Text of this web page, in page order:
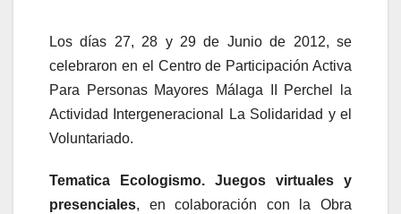
Los días 27, 28 y 29 de Junio de 2012, se
celebraron en el Centro de Participación Activa
Para Personas Mayores Málaga II Perchel la
Actividad Intergeneracional La Solidaridad y el
Voluntariado.
Tematica Ecologismo. Juegos virtuales y
presenciales, en colaboración con la Obra